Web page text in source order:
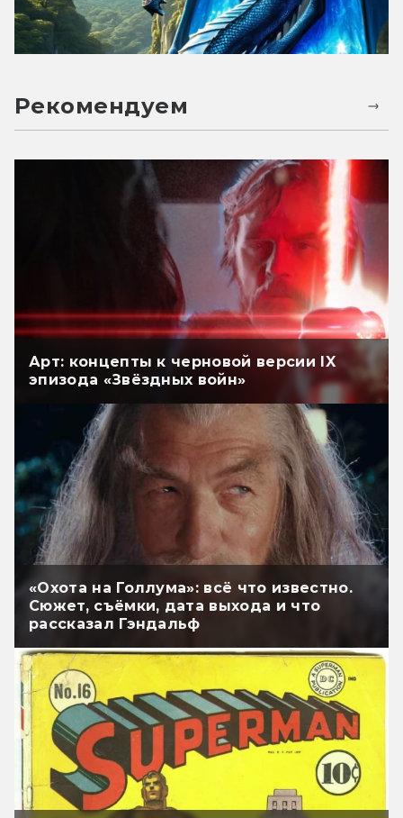
Рекомендуем
Арт: концепты к черновой версии IX
эпизода «Звёздных войн»
«Охота на Голлума»: всё что известно.
Сюжет, съёмки, дата выхода и что
рассказал Гэндальф